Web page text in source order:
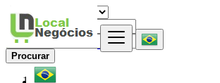
Procurar